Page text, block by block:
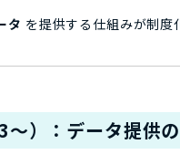
タ を提供する仕組みが制度
）：データ提供